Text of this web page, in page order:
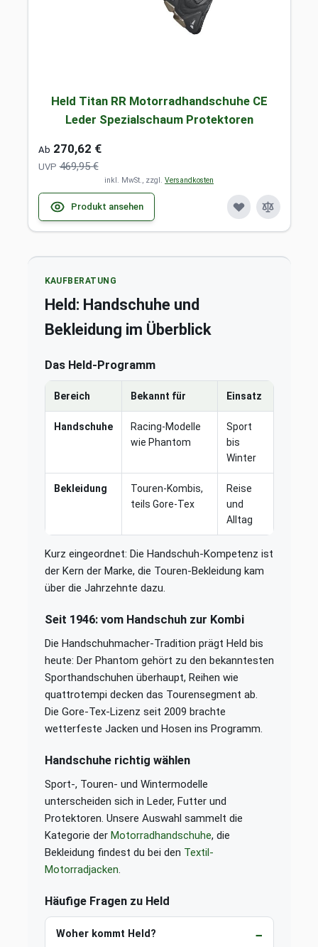
Held Titan RR Motorradhandschuhe CE
Leder Spezialschaum Protektoren
Ab 270,62 €
UVP 469,95 €
inkl. MwSt., zzgl. Versandkosten
Produkt ansehen
KAUFBERATUNG
Held: Handschuhe und
Bekleidung im Überblick
Das Held-Programm
Bereich Bekannt für Einsatz
Handschuhe
Racing-Modelle
wie Phantom
Sport
bis
Winter
Bekleidung
Touren-Kombis,
teils Gore-Tex
Reise
und
Alltag
Kurz eingeordnet: Die Handschuh-Kompetenz ist
der Kern der Marke, die Touren-Bekleidung kam
über die Jahrzehnte dazu.
Seit 1946: vom Handschuh zur Kombi
Die Handschuhmacher-Tradition prägt Held bis
heute: Der Phantom gehört zu den bekanntesten
Sporthandschuhen überhaupt, Reihen wie
quattrotempi decken das Tourensegment ab.
Die Gore-Tex-Lizenz seit 2009 brachte
wetterfeste Jacken und Hosen ins Programm.
Handschuhe richtig wählen
Sport-, Touren- und Wintermodelle
unterscheiden sich in Leder, Futter und
Protektoren. Unsere Auswahl sammelt die
Kategorie der Motorradhandschuhe, die
Bekleidung findest du bei den Textil-
Motorradjacken.
Häufige Fragen zu Held
Woher kommt Held?